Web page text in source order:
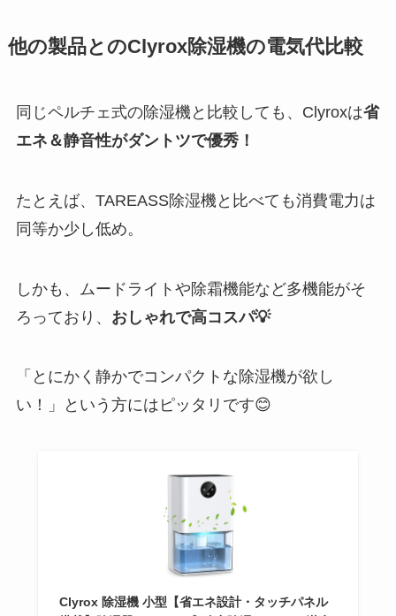
他の製品とのClyrox除湿機の電気代比較
同じペルチェ式の除湿機と比較しても、Clyroxは省
エネ＆静音性がダントツで優秀！
たとえば、TAREASS除湿機と比べても消費電力は
同等か少し低め。
しかも、ムードライトや除霜機能など多機能がそ
ろっており、 おしゃれで高コスパ💡
「とにかく静かでコンパクトな除湿機が欲し
い！」という方にはピッタリです😊
Clyrox 除湿機 小型【省エネ設計・タッチパネル